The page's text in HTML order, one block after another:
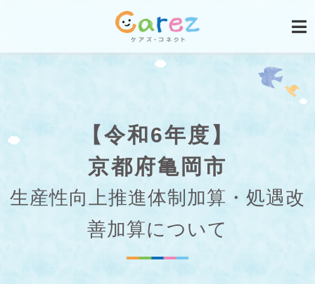
【令和6年度】
京都府亀岡市
生産性向上推進体制加算・処遇改
善加算について